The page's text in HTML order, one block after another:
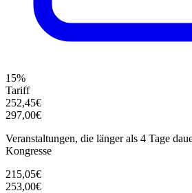
15%
Tariff
252,45€
297,00€
Veranstaltungen, die länger als 4 Tage
Kongresse
215,05€
253,00€